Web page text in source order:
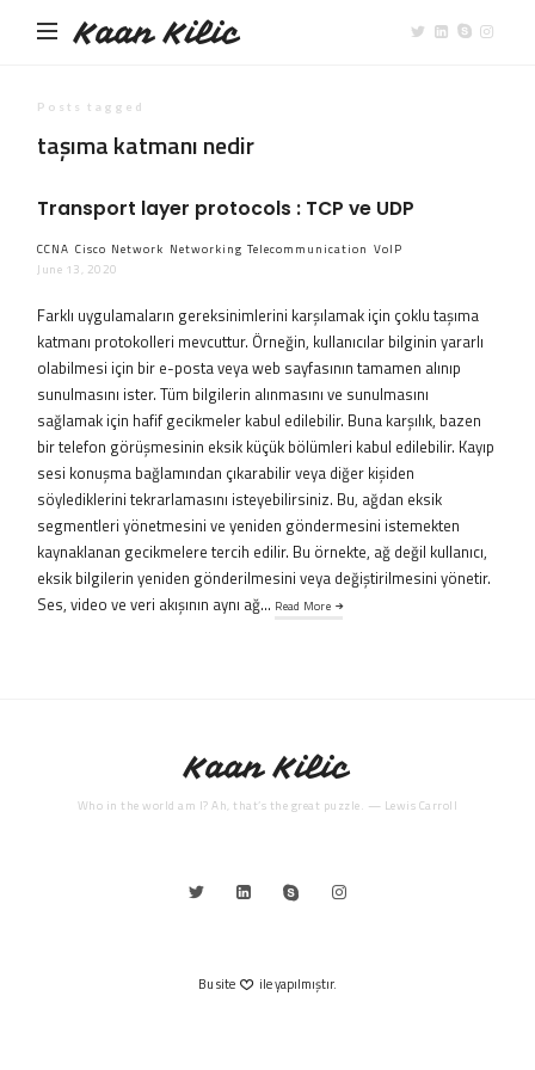
Kaan Kilic
Posts tagged
taşıma katmanı nedir
Transport layer protocols : TCP ve UDP
CCNA Cisco Network Networking Telecommunication VoIP
June 13, 2020
Farklı uygulamaların gereksinimlerini karşılamak için çoklu taşıma
katmanı protokolleri mevcuttur. Örneğin, kullanıcılar bilginin yararlı
olabilmesi için bir e-posta veya web sayfasının tamamen alınıp
sunulmasını ister. Tüm bilgilerin alınmasını ve sunulmasını
sağlamak için hafif gecikmeler kabul edilebilir. Buna karşılık, bazen
bir telefon görüşmesinin eksik küçük bölümleri kabul edilebilir. Kayıp
sesi konuşma bağlamından çıkarabilir veya diğer kişiden
söylediklerini tekrarlamasını isteyebilirsiniz. Bu, ağdan eksik
segmentleri yönetmesini ve yeniden göndermesini istemekten
kaynaklanan gecikmelere tercih edilir. Bu örnekte, ağ değil kullanıcı,
eksik bilgilerin yeniden gönderilmesini veya değiştirilmesini yönetir.
Ses, video ve veri akışının aynı ağ… Read More
Kaan Kilic
Who in the world am I? Ah, that’s the great puzzle. — Lewis Carroll
Bu site ile yapılmıştır.